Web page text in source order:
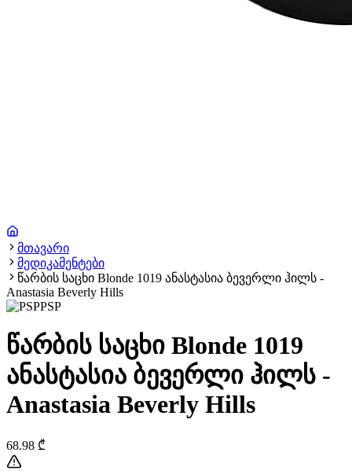
მთავარი
მედიკამენტები
წარბის საცხი Blonde 1019 ანასტასია ბევერლი ჰილს -
Anastasia Beverly Hills
PSP
წარბის საცხი Blonde 1019
ანასტასია ბევერლი ჰილს -
Anastasia Beverly Hills
68.98 ₾